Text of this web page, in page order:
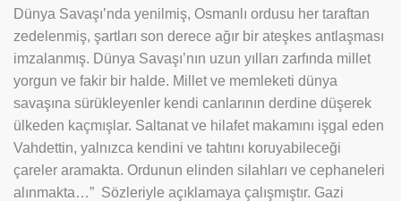
Dünya Savaşı’nda yenilmiş, Osmanlı ordusu her taraftan
zedelenmiş, şartları son derece ağır bir ateşkes antlaşması
imzalanmış. Dünya Savaşı’nın uzun yılları zarfında millet
yorgun ve fakir bir halde. Millet ve memleketi dünya
savaşına sürükleyenler kendi canlarının derdine düşerek
ülkeden kaçmışlar. Saltanat ve hilafet makamını işgal eden
Vahdettin, yalnızca kendini ve tahtını koruyabileceği
çareler aramakta. Ordunun elinden silahları ve cephaneleri
alınmakta…” Sözleriyle açıklamaya çalışmıştır. Gazi